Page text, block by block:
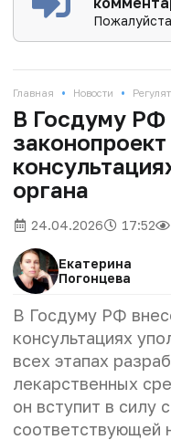
Главная • Новости •
В Госдуму РФ
органа
24.04.2026 17:52
Екатерина
Погонцева
В Госдуму РФ
консультациях
всех этапах
лекарственных
он вступит в силу
соответствующей